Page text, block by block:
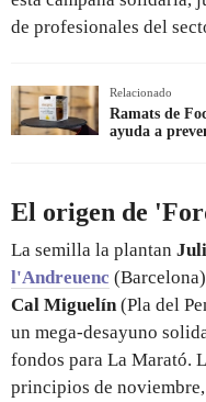
de profesionales del
Relacionado
Ramats de
ayuda a
El origen de
La semilla la plantan
l'Andreuenc
Cal Miguelín(Pla del
un mega-desayuno
fondos para La Marató.
principios de